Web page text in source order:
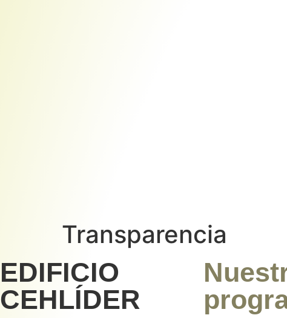
Transparencia
EDIFICIO
CEHLÍDER